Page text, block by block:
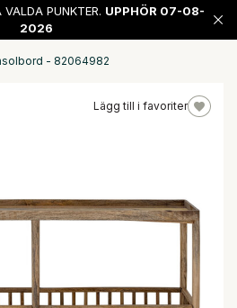
VALDA PUNKTER. UPPHÖR 07-08-
2026
- 82064982
Lägg till i favoriter